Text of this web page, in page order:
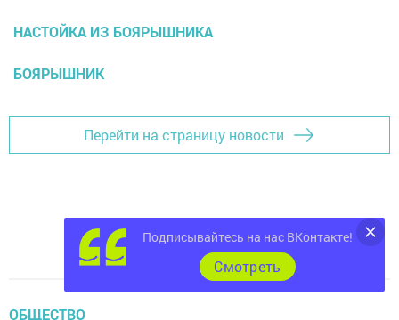
НАСТОЙКА ИЗ БОЯРЫШНИКА
БОЯРЫШНИК
Перейти на страницу новости
ОБЩЕСТВО
Подписывайтесь на нас ВКонтакте!
Cмотреть